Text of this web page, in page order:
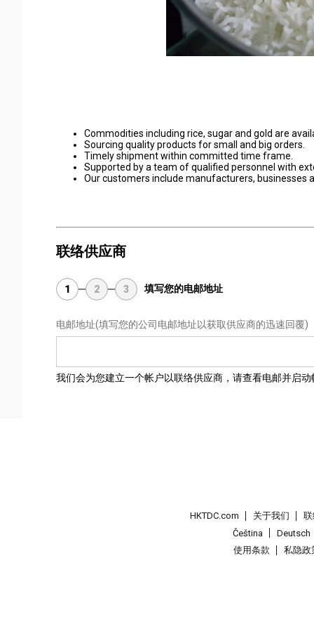
Commodities including rice, sugar and gold are
Sourcing quality products for small and big orders.
Timely shipment within committed time frame.
Supported by a team of qualified personnel with
Our customers include manufacturers, businesses
联络供应商
1 2 3 填写您的电邮地址
电邮地址(填写您的公司电邮地址以获取供应商的迅速回覆)
我们会为您建立一个帐户以联络供应商，请查看电邮并启动
HKTDC.com 关于我们
Čeština
Deutsch
使用条款
私隐政